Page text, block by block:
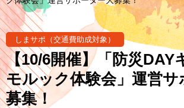
しまサポ（交通費助成対象）
【10/6開催】「防災DAY
モルック体験会」運営サ
募集！